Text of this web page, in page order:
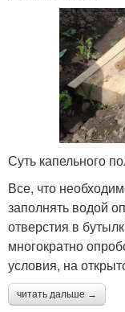
Суть капельного
Все, что
заполнять водой
отверстия в
многократно
условия, на
читать дальше →